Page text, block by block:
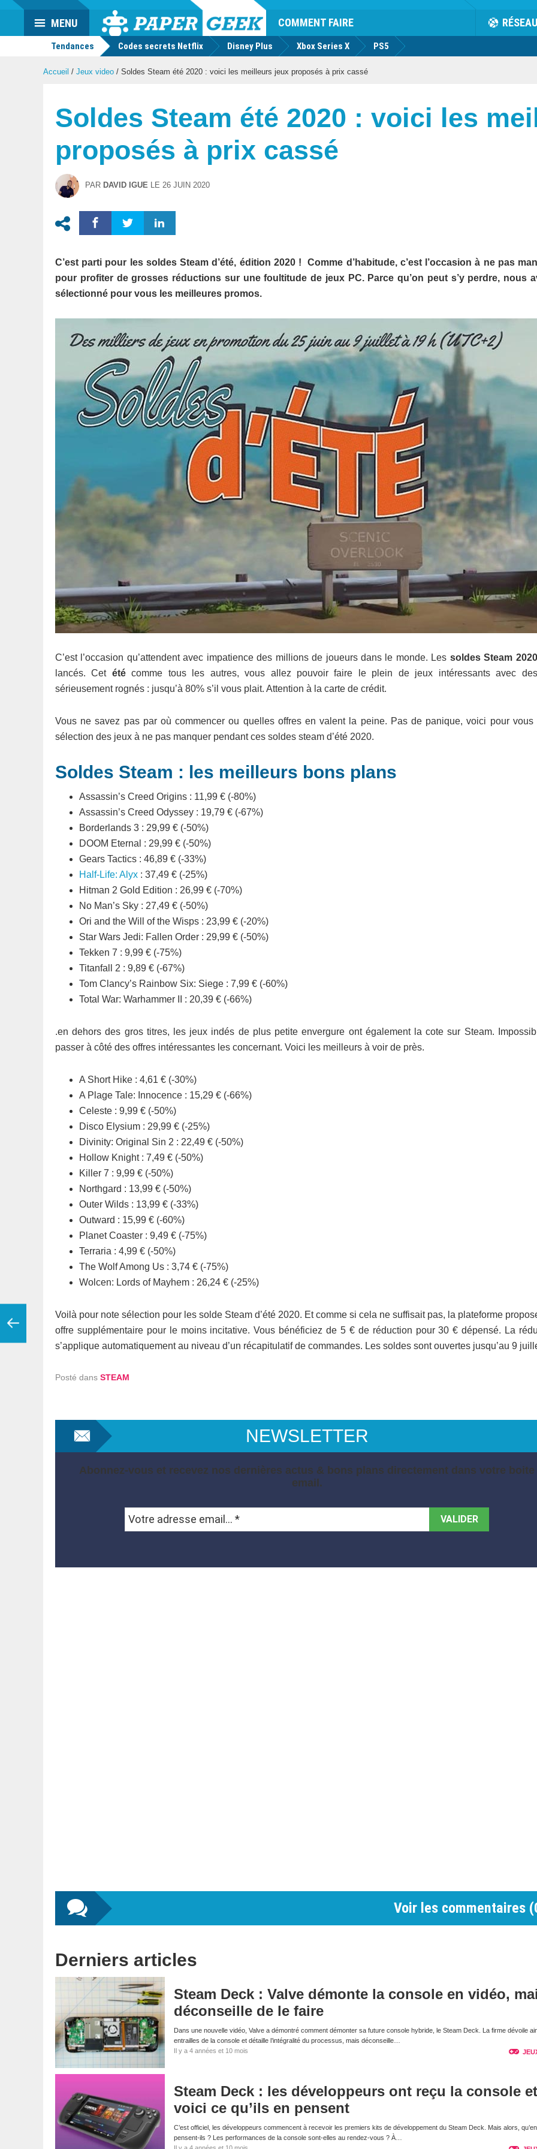
Actu
geek
COMMENT FAIRE RÉSEAU
MENU
Tendances Codes secrets Netflix Disney Plus Xbox Series X PS5
Accueil / Jeux video / Soldes Steam été 2020 : voici les meilleurs jeux proposés à prix cassé
Soldes Steam été 2020 : voici les
proposés à prix cassé
PAR DAVID IGUE LE 26 JUIN 2020
C’est parti pour les soldes Steam d’été, édition 2020 ! Comme d’habitude, c’est l’occasion à ne pas
pour profiter de grosses réductions sur une foultitude de jeux PC. Parce qu’on peut s’y perdre, nous
sélectionné pour vous les meilleures promos.
C’est l’occasion qu’attendent avec impatience des millions de joueurs dans le monde. Les soldes Steam 2020
lancés. Cet étécomme tous les autres, vous allez pouvoir faire le plein de jeux intéressants avec
sérieusement rognés : jusqu’à 80% s’il vous plait. Attention à la carte de crédit.
Vous ne savez pas par où commencer ou quelles offres en valent la peine. Pas de panique, voici pour vous
sélection des jeux à ne pas manquer pendant ces soldes steam d’été 2020.
Soldes Steam : les meilleurs bons plans
Assassin’s Creed Origins : 11,99 € (-80%)
Assassin’s Creed Odyssey : 19,79 € (-67%)
Borderlands 3 : 29,99 € (-50%)
DOOM Eternal : 29,99 € (-50%)
Gears Tactics : 46,89 € (-33%)
Half-Life: Alyx : 37,49 € (-25%)
Hitman 2 Gold Edition : 26,99 € (-70%)
No Man’s Sky : 27,49 € (-50%)
Ori and the Will of the Wisps : 23,99 € (-20%)
Star Wars Jedi: Fallen Order : 29,99 € (-50%)
Tekken 7 : 9,99 € (-75%)
Titanfall 2 : 9,89 € (-67%)
Tom Clancy’s Rainbow Six: Siege : 7,99 € (-60%)
Total War: Warhammer II : 20,39 € (-66%)
.en dehors des gros titres, les jeux indés de plus petite envergure ont également la cote sur Steam.
passer à côté des offres intéressantes les concernant. Voici les meilleurs à voir de près.
A Short Hike : 4,61 € (-30%)
A Plage Tale: Innocence : 15,29 € (-66%)
Celeste : 9,99 € (-50%)
Disco Elysium : 29,99 € (-25%)
Divinity: Original Sin 2 : 22,49 € (-50%)
Hollow Knight : 7,49 € (-50%)
Killer 7 : 9,99 € (-50%)
Northgard : 13,99 € (-50%)
Outer Wilds : 13,99 € (-33%)
Outward : 15,99 € (-60%)
Planet Coaster : 9,49 € (-75%)
Terraria : 4,99 € (-50%)
The Wolf Among Us : 3,74 € (-75%)
Wolcen: Lords of Mayhem : 26,24 € (-25%)
Voilà pour note sélection pour les solde Steam d’été 2020. Et comme si cela ne suffisait pas, la plateforme
offre supplémentaire pour le moins incitative. Vous bénéficiez de 5 € de réduction pour 30 € dépensé. La
s’applique automatiquement au niveau d’un récapitulatif de commandes. Les soldes sont ouvertes jusqu’au 9
Posté dans STEAM
NEWSLETTER
Abonnez-vous et recevez nos dernières actus & bons plans directement dans votre boite
email.
Voir les commentaires (
Derniers articles
Steam Deck : Valve démonte la console en vidéo,
déconseille de le faire
Dans une nouvelle vidéo, Valve a démontré comment démonter sa future console hybride, le Steam Deck. La firme dévoile
entrailles de la console et détaille l’intégralité du processus, mais déconseille…
Il y a 4 années et 10 mois
Steam Deck : les développeurs ont reçu la console et
voici ce qu’ils en pensent
C’est officiel, les développeurs commencent à recevoir les premiers kits de développement du Steam Deck. Mais alors, qu’en
pensent-ils ? Les performances de la console sont-elles au rendez-vous ? À…